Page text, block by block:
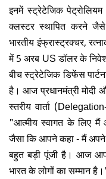
इनमें स्ट्रेटेजिक
क्लस्टर स्थापित करने
भारतीय इंफ्रास्ट्रक्चर,
में 5 अरब US डॉलर के
बीच स्ट्रेटेजिक डिफेंस
है। आज प्रधानमंत्री मोदी
स्तरीय वार्ता
"आत्मीय स्वागत के लिए
जैसा कि आपने कहा - मैं
बहुत बड़ी पूंजी है। आज
भारत के लोगों का सम्मान